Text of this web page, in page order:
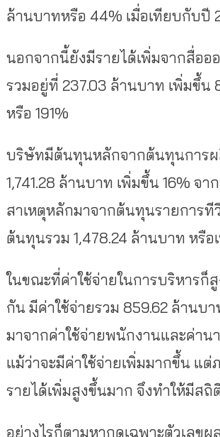
ล้านบาทหรือ 44% เมื่อเทียบกับปี
นอกจากนี้ยังมีรายได้เพิ่มจากสื่ออ
รวมอยู่ที่ 237.03 ล้านบาท เพิ่มขึ้น
หรือ 191%
บริษัทมีต้นทุนหลักจากต้นทุนการ
1,741.28 ล้านบาท เพิ่มขึ้น 16% จา
สาเหตุหลักมาจากต้นทุนรายการที
ต้นทุนรวม 1,478.24 ล้านบาท หรือ
ในขณะที่ค่าใช้จ่ายในการบริหารก็
กัน มีค่าใช้จ่ายรวม 859.62 ล้านบ
มาจากค่าใช้จ่ายพนักงานและค่าน
แม้ว่าจะมีค่าใช้จ่ายเพิ่มมากขึ้น แ
รายได้เพิ่มสูงขึ้นมาก จึงทำให้มีสถิ
อย่างไรก็ตามหากดูเฉพาะตัวเลข